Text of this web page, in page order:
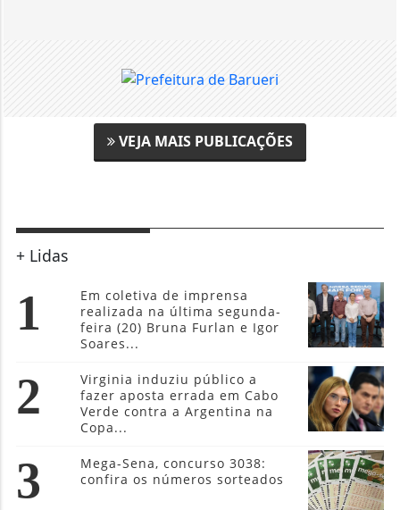
VEJA MAIS PUBLICAÇÕES
+ Lidas
1
Em coletiva de imprensa
realizada na última segunda-
feira (20) Bruna Furlan e Igor
Soares...
2
Virginia induziu público a
fazer aposta errada em Cabo
Verde contra a Argentina na
Copa...
3
Mega-Sena, concurso 3038:
confira os números sorteados